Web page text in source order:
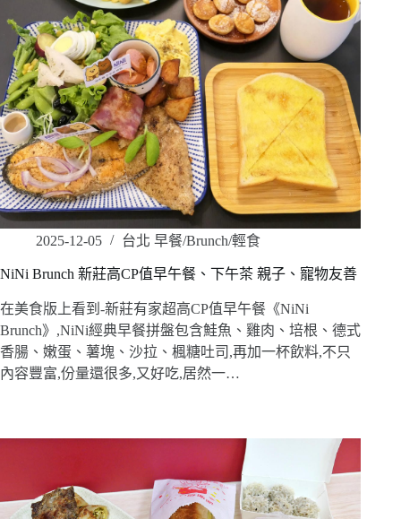
2025-12-05 台北 早餐/Brunch/輕食
NiNi Brunch 新莊高CP值早午餐、下午茶 親子、寵物友善
在美食版上看到-新莊有家超高CP值早午餐《NiNi
Brunch》,NiNi經典早餐拼盤包含鮭魚、雞肉、培根、德式
香腸、嫩蛋、薯塊、沙拉、楓糖吐司,再加一杯飲料,不只
內容豐富,份量還很多,又好吃,居然一…